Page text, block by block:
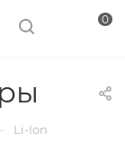
0
Li-Ion